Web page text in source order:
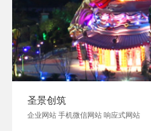
圣景创筑
企业网站 手机微信网站 响应式网站